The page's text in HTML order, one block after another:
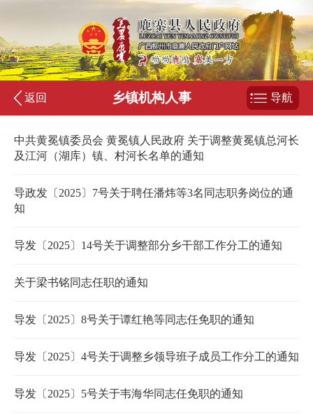
返回 乡镇机构人事 导航
中共黄冕镇委员会 黄冕镇人民政府 关于调整黄冕镇总河长
及江河（湖库）镇、村河长名单的通知
导政发〔2025〕7号关于聘任潘炜等3名同志职务岗位的通
知
导发〔2025〕14号关于调整部分乡干部工作分工的通知
关于梁书铭同志任职的通知
导发〔2025〕8号关于谭红艳等同志任免职的通知
导发〔2025〕4号关于调整乡领导班子成员工作分工的通知
导发〔2025〕5号关于韦海华同志任免职的通知